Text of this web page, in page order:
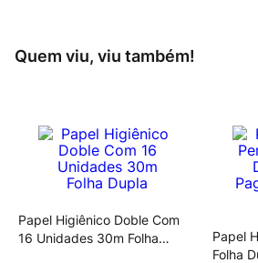
Quem viu, viu também!
Papel Higiênico Doble Com
16 Unidades 30m Folha
Papel
Folha